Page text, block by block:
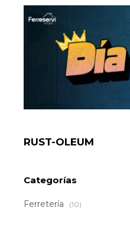
RUST-OLEUM
Categorías
Ferretería (10)